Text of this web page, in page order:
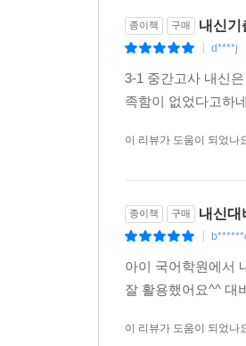
종이책 구매 내신기
d****j
3-1 중간고사 내신
족함이 없었다고하
이 리뷰가 도움이 되었나
종이책 구매 내신대
아이 국어학원에서
잘 활용했어요^^ 대
이 리뷰가 도움이 되었나